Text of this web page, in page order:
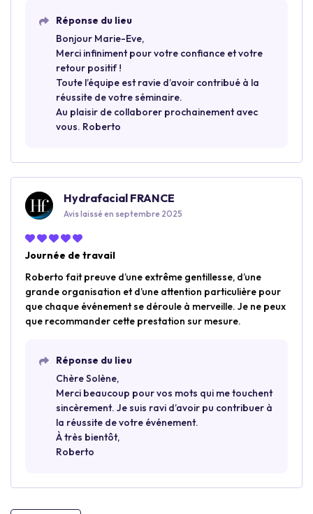
Réponse du lieu
Bonjour Marie-Eve,
Merci infiniment pour votre confiance et votre
retour positif !
Toute l’équipe est ravie d’avoir contribué à la
réussite de votre séminaire.
Au plaisir de collaborer prochainement avec
vous. Roberto
Hydrafacial FRANCE
Avis laissé en septembre 2025
Journée de travail
Roberto fait preuve d’une extrême gentillesse, d’une
grande organisation et d’une attention particulière pour
que chaque événement se déroule à merveille. Je ne peux
que recommander cette prestation sur mesure.
Réponse du lieu
Chère Solène,
Merci beaucoup pour vos mots qui me touchent
sincèrement. Je suis ravi d’avoir pu contribuer à
la réussite de votre événement.
À très bientôt,
Roberto